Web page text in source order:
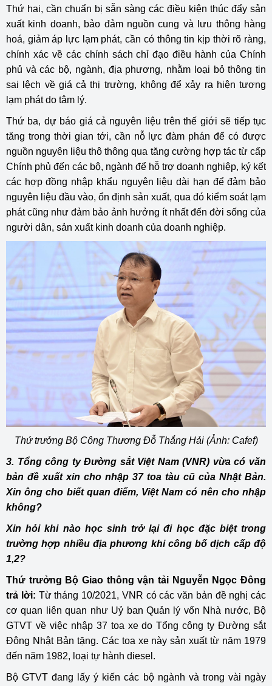
Thứ hai, cần chuẩn bị sẵn sàng các điều kiện thúc đẩy sản
xuất kinh doanh, bảo đảm nguồn cung và lưu thông hàng
hoá, giảm áp lực lạm phát, cần có thông tin kịp thời rõ ràng,
chính xác về các chính sách chỉ đạo điều hành của Chính
phủ và các bộ, ngành, địa phương, nhằm loại bỏ thông tin
sai lệch về giá cả thị trường, không để xảy ra hiện tượng
lạm phát do tâm lý.
Thứ ba, dự báo giá cả nguyên liệu trên thế giới sẽ tiếp tục
tăng trong thời gian tới, cần nỗ lực đàm phán để có được
nguồn nguyên liệu thô thông qua tăng cường hợp tác từ cấp
Chính phủ đến các bộ, ngành để hỗ trợ doanh nghiệp, ký kết
các hợp đồng nhập khẩu nguyên liệu dài hạn để đảm bảo
nguyên liệu đầu vào, ổn định sản xuất, qua đó kiểm soát lạm
phát cũng như đảm bảo ảnh hưởng ít nhất đến đời sống của
người dân, sản xuất kinh doanh của doanh nghiệp.
Thứ trưởng Bộ Công Thương Đỗ Thắng Hải (Ảnh: Cafef)
3. Tổng công ty Đường sắt Việt Nam (VNR) vừa có văn
bản đề xuất xin cho nhập 37 toa tàu cũ của Nhật Bản.
Xin ông cho biết quan điểm, Việt Nam có nên cho nhập
không?
Xin hỏi khi nào học sinh trở lại đi học đặc biệt trong
trường hợp nhiều địa phương khi công bố dịch cấp độ
1,2?
Thứ trưởng Bộ Giao thông vận tải Nguyễn Ngọc Đông
trả lời: Từ tháng 10/2021, VNR có các văn bản đề nghị các
cơ quan liên quan như Uỷ ban Quản lý vốn Nhà nước, Bộ
GTVT về việc nhập 37 toa xe do Tổng công ty Đường sắt
Đông Nhật Bản tặng. Các toa xe này sản xuất từ năm 1979
đến năm 1982, loại tự hành diesel.
Bộ GTVT đang lấy ý kiến các bộ ngành và trong vài ngày